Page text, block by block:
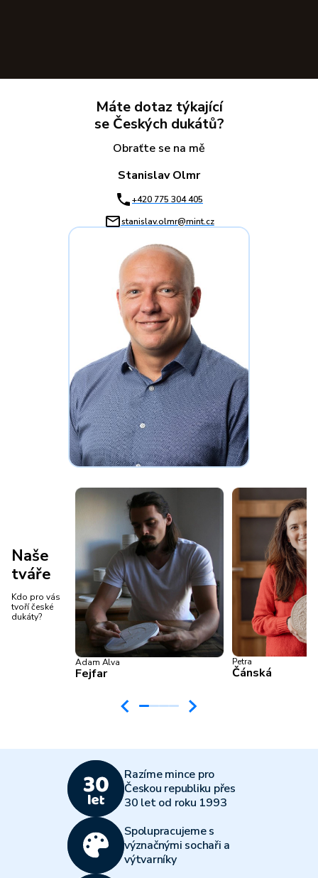
Máte dotaz týkající
se Českých dukátů?
Obraťte se na mě
Stanislav Olmr
+420 775 304 405
stanislav.olmr@mint.cz
Naše
tváře
Kdo pro vás
tvoří české
dukáty?
Adam Alva
Fejfar
Petra
Čánská
Razíme mince pro
Českou republiku přes
30 let od roku 1993
Spolupracujeme s
význačnými sochaři a
výtvarníky